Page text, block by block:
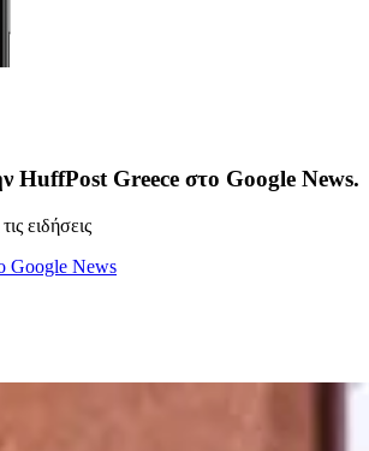
HuffPost Greece στο Google News.
ειδήσεις
Google News